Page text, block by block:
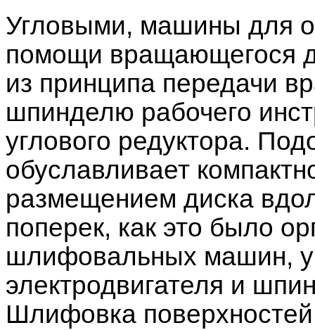
Угловыми, машины для
помощи вращающегося
из принципа передачи
шпинделю рабочего
углового редуктора.
обуславливает
размещением диска
поперек, как это было
шлифовальных машин, у
электродвигателя и
Шлифовка